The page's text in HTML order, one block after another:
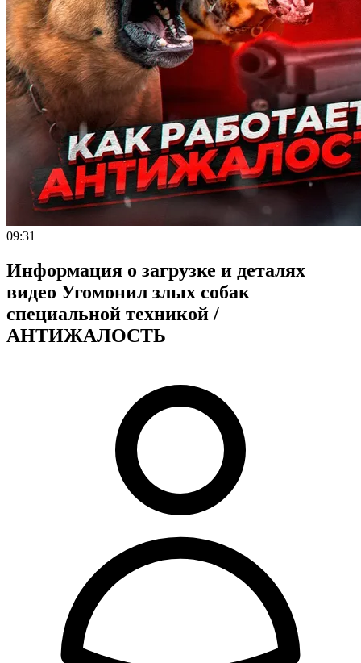
09:31
Информация о загрузке и деталях
видео Угомонил злых собак
специальной техникой /
АНТИЖАЛОСТЬ